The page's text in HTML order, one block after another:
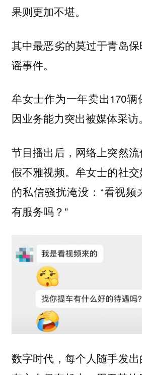
果则更加不堪。
其中最恶劣的莫过于青岛
谣事件。
牟女士作为一年卖出170辆
因业务能力突出被媒体采访。
节目播出后，网络上突然
假不雅视频。牟女士的社
的私信骚扰淹没：“看视
有服务吗？”
数字时代，每个人随手发